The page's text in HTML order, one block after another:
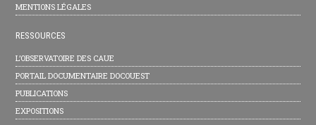
MENTIONS LÉGALES
RESSOURCES
L’OBSERVATOIRE DES CAUE
PORTAIL DOCUMENTAIRE DOCOUEST
PUBLICATIONS
EXPOSITIONS